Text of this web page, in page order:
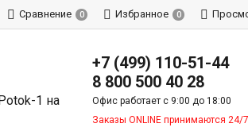
Сравнение 0 Избранное 0
+7 (499) 110-51-44
8 800 500 40 28
Офис работает с 9:00 до 18:00
Заказы ONLINE принимаются 24/7